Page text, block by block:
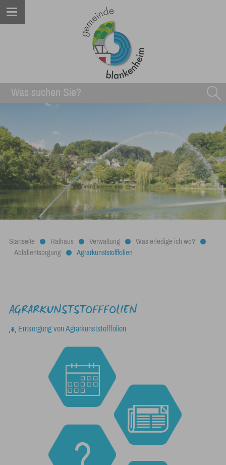
Startseite Rathaus Verwaltung
Was erledige ich wo?
Abfallentsorgung
Agrarkunststofffolien
AGRARKUNSTSTOFFFOLIEN
Entsorgung von Agrarkunststofffolien